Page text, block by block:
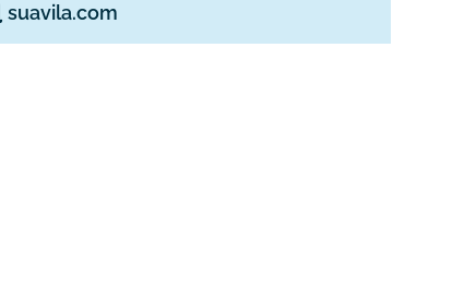
suavila.com